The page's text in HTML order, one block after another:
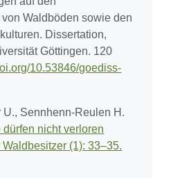
Waldböden sowie den
Dissertation,
Göttingen. 120
10.53846/goediss-
U., Sennhenn-Reulen H.
dürfen nicht verloren
(1): 33–35.